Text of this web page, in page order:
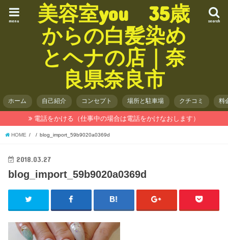
美容室you 35歳
からの白髪染め
とヘナの店｜奈
良県奈良市
search
menu
ホーム 自己紹介 コンセプト 場所と駐車場 クチコミ 料
電話をかける（仕事中の場合は電話をかけなおします）
HOME blog_import_59b9020a0369d
2018.03.27
blog_import_59b9020a0369d